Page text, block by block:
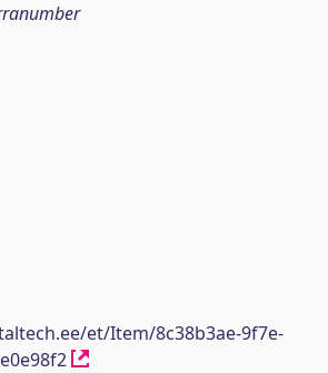
et/Item/8c38b3ae-9f7e-